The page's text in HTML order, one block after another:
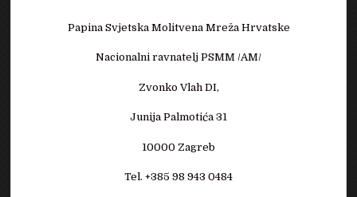
Papina Svjetska Molitvena Mreža Hrvatske
Nacionalni ravnatelj PSMM /AM/
Zvonko Vlah DI,
Junija Palmotića 31
10000 Zagreb
Tel. +385 98 943 0484